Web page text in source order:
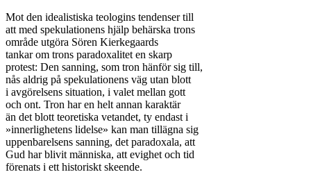
Mot den idealistiska teologins tendenser till
att med spekulationens hjälp behärska trons
område utgöra Sören Kierkegaards
tankar om trons paradoxalitet en skarp
protest: Den sanning, som tron hänför sig till,
nås aldrig på spekulationens väg utan blott
i avgörelsens situation, i valet mellan gott
och ont. Tron har en helt annan karaktär
än det blott teoretiska vetandet, ty endast i
»innerlighetens lidelse» kan man tillägna sig
uppenbarelsens sanning, det paradoxala, att
Gud har blivit människa, att evighet och tid
förenats i ett historiskt skeende.